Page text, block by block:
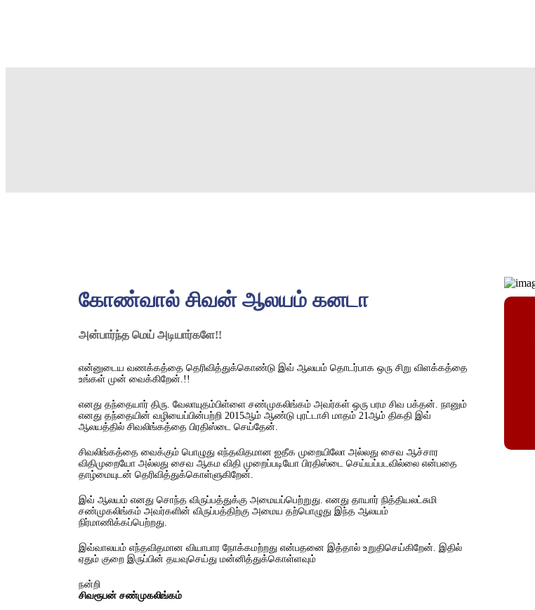
கோண்வால் சிவன் ஆலயம் கனடா
அன்பார்ந்த மெய் அடியார்களே!!
என்னுடைய வணக்கத்தை தெரிவித்துக்கொண்டு இவ் ஆலயம் தொடர்பாக ஒரு சிறு விளக்கத்தை
உங்கள் முன் வைக்கிறேன்.!!
எனது தந்தையார் திரு. வேலாயுதம்பிள்ளை சண்முகலிங்கம் அவர்கள் ஒரு பரம சிவ பக்தன். நானும்
எனது தந்தையின் வழியைப்பின்பற்றி 2015ஆம் ஆண்டு புரட்டாசி மாதம் 21ஆம் திகதி இவ்
ஆலயத்தில் சிவலிங்கத்தை பிரதிஸ்டை செய்தேன்.
சிவலிங்கத்தை வைக்கும் பொழுது எந்தவிதமான ஐதீக முறையிலோ அல்லது சைவ ஆச்சார
விதிமுறையோ அல்லது சைவ ஆகம விதி முறைப்படியோ பிரதிஸ்டை செய்யப்படவில்லை என்பதை
தாழ்மையுடன் தெரிவித்துக்கொள்ளுகிறேன்.
இவ் ஆலயம் எனது சொந்த விருப்பத்துக்கு அமையப்பெற்றுது. எனது தாயார் நித்தியலட்சுமி
சண்முகலிங்கம் அவர்களின் விருப்பத்திற்கு அமைய தற்பொழுது இந்த ஆலயம்
நிர்மாணிக்கப்பெற்றது.
இவ்வாலயம் எந்தவிதமான வியாபார நோக்கமற்றது என்பதனை இத்தால் உறுதிசெய்கிறேன். இதில்
ஏதும் குறை இருப்பின் தயவுசெய்து மன்னித்துக்கொள்ளவும்
நன்றி
சிவரூபன் சண்முகலிங்கம்